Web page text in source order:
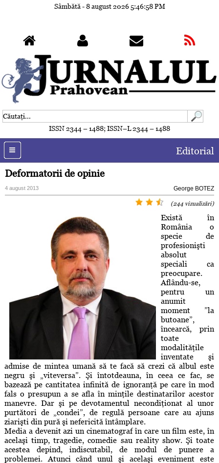
Sâmbătă - 8 august 2026 5:47:01 PM
ISSN 2344 – 1488; ISSN–L 2344 – 1488
Editorial
Deformatorii de opinie
4 august 2013 George BOTEZ
(244 vizualizări)
Există în
România o
specie de
profesionişti
absolut
speciali ca
preocupare.
Aflându-se,
pentru un
anumit
moment ”la
butoane”,
încearcă, prin
toate
modalităţile
inventate şi
admise de mintea umană să te facă să crezi că albul este
negru şi „viteversa”. Şi întotdeauna, în ceea ce fac, se
bazează pe cantitatea infinită de ignoranţă pe care în mod
fals o presupun a se afla în minţile destinatarilor acestor
manevre. Dar şi pe devotamentul necondiţionat al unor
purtători de „condei”, de regulă persoane care au ajuns
ziarişti din pură şi nefericită întâmplare.
Media a devenit azi un cinematograf în care un film este, în
acelaşi timp, tragedie, comedie sau reality show. Şi toate
acestea depind, indiscutabil, de modul de punere a
problemei. Atunci când unul şi acelaşi eveniment este